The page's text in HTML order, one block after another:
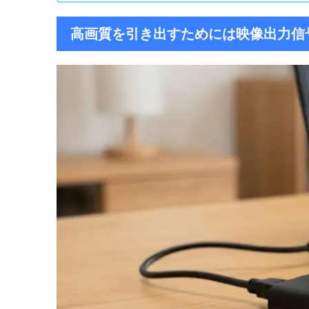
高画質を引き出すためには映像出力信